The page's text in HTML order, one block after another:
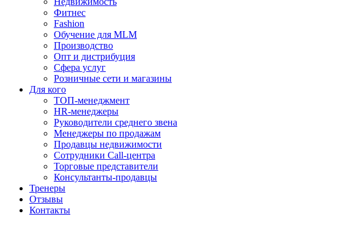
Фитнес
Fashion
Обучение для MLM
Производство
Опт и дистрибуция
Сфера услуг
Розничные сети и магазины
Для кого
ТОП-менеджмент
HR-менеджеры
Руководители среднего звена
Менеджеры по продажам
Продавцы недвижимости
Сотрудники Call-центра
Торговые представители
Консультанты-продавцы
Тренеры
Отзывы
Контакты